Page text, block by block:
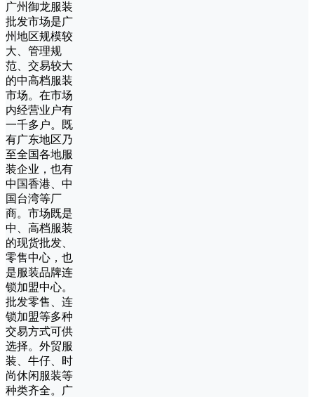
广州御龙服装
批发市场是广
州地区规模较
大、管理规
范、交易较大
的中高档服装
市场。在市场
内经营业户有
一千多户。既
有广东地区乃
至全国各地服
装企业，也有
中国香港、中
国台湾等厂
商。市场既是
中、高档服装
的现货批发、
零售中心，也
是服装品牌连
锁加盟中心。
批发零售、连
锁加盟等多种
交易方式可供
选择。外贸服
装、牛仔、时
尚休闲服装等
种类齐全。广